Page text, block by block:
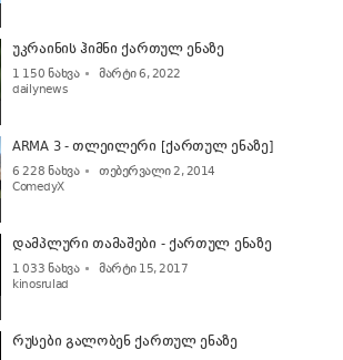
უკრაინის ჰიმნი ქართულ ენაზე
1 150 ნახვა
მარტი 6, 2022
dailynews
ARMA 3 - თლეილერი [ქართულ ენაზე]
6 228 ნახვა
თებერვალი 2, 2014
ComedyX
დამპლური თამაშები - ქართულ ენაზე
1 033 ნახვა
მარტი 15, 2017
kinosrulad
რუსები გალობენ ქართულ ენაზე